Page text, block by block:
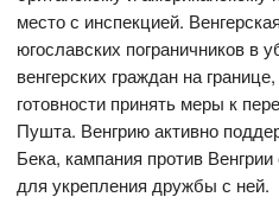
место с инспекцией.
югославских пограничников в
венгерских граждан на
готовности принять меры к
Пушта. Венгрию активно
Бека, кампания против
для укрепления дружбы с ней.